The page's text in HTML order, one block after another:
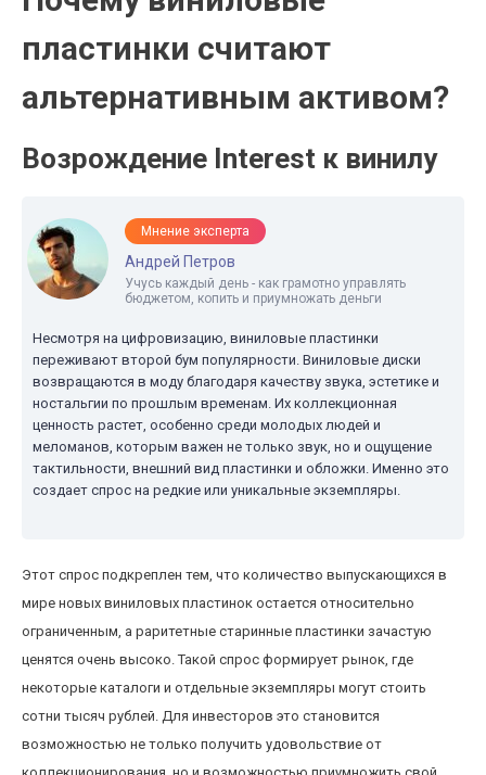
пластинки считают
альтернативным активом?
Возрождение Interest к винилу
Мнение эксперта
Андрей Петров
Учусь каждый день - как грамотно управлять
бюджетом, копить и приумножать деньги
Несмотря на цифровизацию, виниловые пластинки
переживают второй бум популярности. Виниловые диски
возвращаются в моду благодаря качеству звука, эстетике и
ностальгии по прошлым временам. Их коллекционная
ценность растет, особенно среди молодых людей и
меломанов, которым важен не только звук, но и ощущение
тактильности, внешний вид пластинки и обложки. Именно это
создает спрос на редкие или уникальные экземпляры.
Этот спрос подкреплен тем, что количество выпускающихся в
мире новых виниловых пластинок остается относительно
ограниченным, а раритетные старинные пластинки зачастую
ценятся очень высоко. Такой спрос формирует рынок, где
некоторые каталоги и отдельные экземпляры могут стоить
сотни тысяч рублей. Для инвесторов это становится
возможностью не только получить удовольствие от